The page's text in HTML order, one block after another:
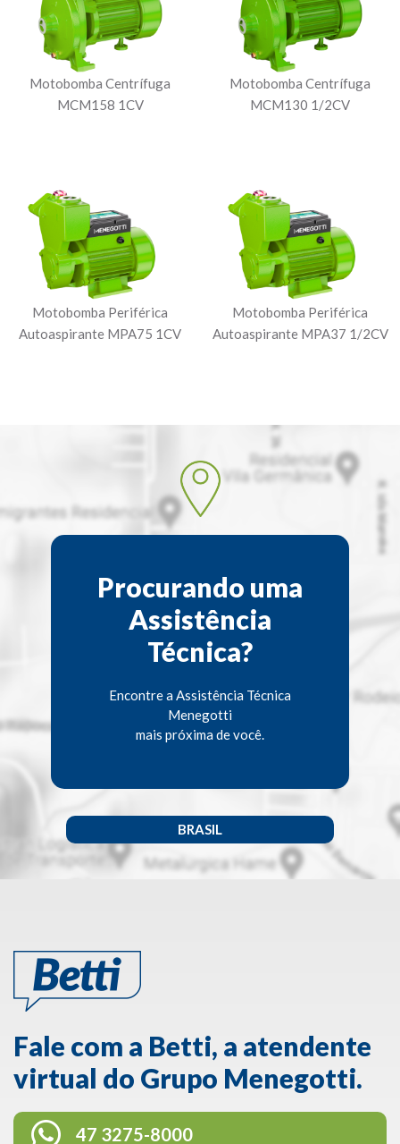
Motobomba Centrífuga
MCM158 1CV
Motobomba Centrífuga
MCM130 1/2CV
Motobomba Periférica
Autoaspirante MPA75 1CV
Motobomba Periférica
Autoaspirante MPA37 1/2CV
Procurando uma
Assistência
Técnica?
Encontre a Assistência Técnica
Menegotti
mais próxima de você.
BRASIL
Fale com a Betti, a atendente
virtual do Grupo Menegotti.
47 3275-8000